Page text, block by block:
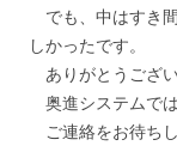
でも、中はすき
しかったです。
ありがとうござい
奥進システムで
ご連絡をお待ちし